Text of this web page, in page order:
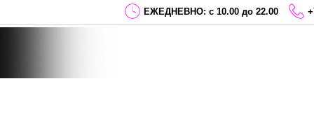
ЕЖЕДНЕВНО: с 10.00 до 22.00